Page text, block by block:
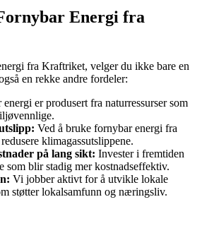
Energi fra
fra Kraftriket, velger du ikke bare en
en rekke andre fordeler:
energi er produsert fra naturressurser som
Ved å bruke fornybar energi fra
klimagassutslippene.
på lang sikt: Invester i fremtiden
som blir stadig mer kostnadseffektiv.
Vi jobber aktivt for å utvikle lokale
støtter lokalsamfunn og næringsliv.